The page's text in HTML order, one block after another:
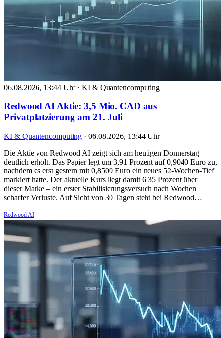
06.08.2026, 13:44 Uhr · KI & Quantencomputing
Redwood AI Aktie: 3,5 Mio. CAD aus
Privatplatzierung am 21. Juli
KI & Quantencomputing · 06.08.2026, 13:44 Uhr
Die Aktie von Redwood AI zeigt sich am heutigen Donnerstag
deutlich erholt. Das Papier legt um 3,91 Prozent auf 0,9040 Euro zu,
nachdem es erst gestern mit 0,8500 Euro ein neues 52-Wochen-Tief
markiert hatte. Der aktuelle Kurs liegt damit 6,35 Prozent über
dieser Marke – ein erster Stabilisierungsversuch nach Wochen
scharfer Verluste. Auf Sicht von 30 Tagen steht bei Redwood…
Redwood AI